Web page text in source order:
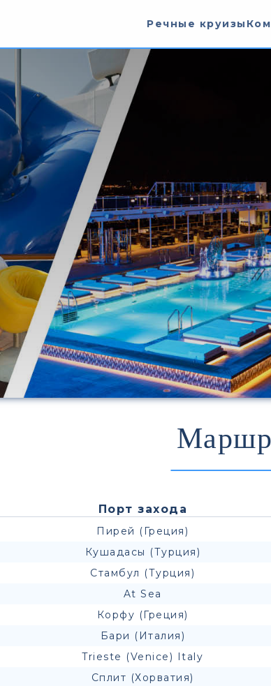
Речные круизы
Порт захода
Пирей (Греция)
Кушадасы (Турция)
Стамбул (Турция)
At Sea
Корфу (Греция)
Бари (Италия)
Trieste (Venice) Italy
Сплит (Хорватия)